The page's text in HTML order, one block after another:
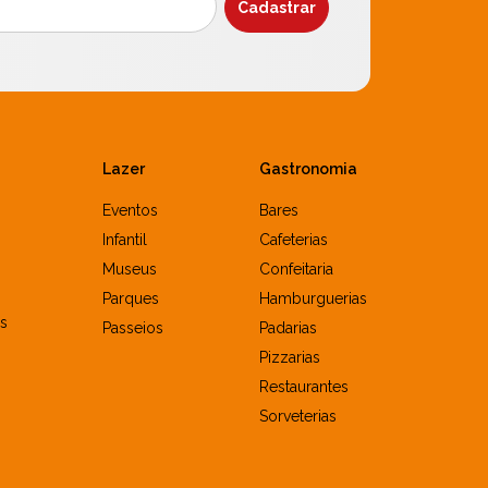
Lazer
Eventos
Infantil
Museus
Parques
Passeios
Gastronomia
Bares
Cafeterias
Confeitaria
Hamburguerias
Padarias
Pizzarias
Restaurantes
Sorveterias